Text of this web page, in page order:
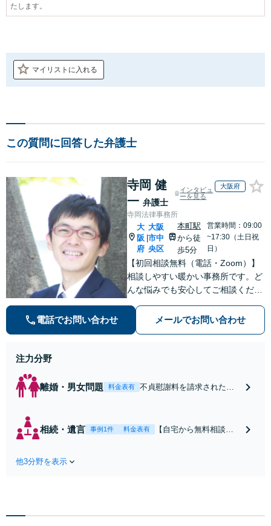
たします。
マイリストに入れる
この質問に回答した弁護士
寺岡 健
一 弁護士
インタビュ
ーを見る
大阪府
寺岡法律事務所
大
阪
府
|
大阪
市中
央区
本町駅
から徒
歩5分
営業時間：09:00
~17:30（土日祝
日）
【初回相談無料（電話・Zoom）】
相談しやすい暖かい事務所です。ど
んな悩みでも安心してご相談くださ
能！】【弁護士×社労士の高い専門
性】
電話でお問い合わせ メールでお問い合わせ
注力分野
離婚・男女問題 料金表有
不貞慰謝料を請求された方
直接やり取り不要｜Zoomで
初回無料相談｜全国対応
相続・遺言 事例1件 料金表有
【自宅から無料相談可
他3分野を表示